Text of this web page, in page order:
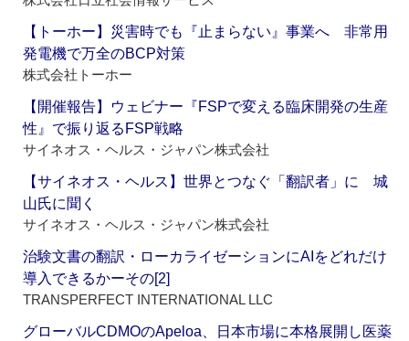
【トーホー】災害時でも『止まらない』事業へ 非常用
発電機で万全のBCP対策
株式会社トーホー
【開催報告】ウェビナー『FSPで変える臨床開発の生産
性』で振り返るFSP戦略
サイネオス・ヘルス・ジャパン株式会社
【サイネオス・ヘルス】世界とつなぐ「翻訳者」に 城
山氏に聞く
サイネオス・ヘルス・ジャパン株式会社
治験文書の翻訳・ローカライゼーションにAIをどれだけ
導入できるかーその[2]
TRANSPERFECT INTERNATIONAL LLC
グローバルCDMOのApeloa、日本市場に本格展開し医薬